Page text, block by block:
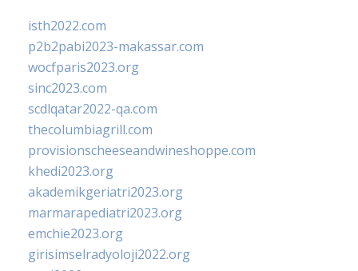
isth2022.com
p2b2pabi2023-makassar.com
wocfparis2023.org
sinc2023.com
scdlqatar2022-qa.com
thecolumbiagrill.com
provisionscheeseandwineshoppe.com
khedi2023.org
akademikgeriatri2023.org
marmarapediatri2023.org
emchie2023.org
girisimselradyoloji2022.org